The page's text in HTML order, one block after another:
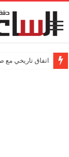
اتفاق تاريخي مع صندوق